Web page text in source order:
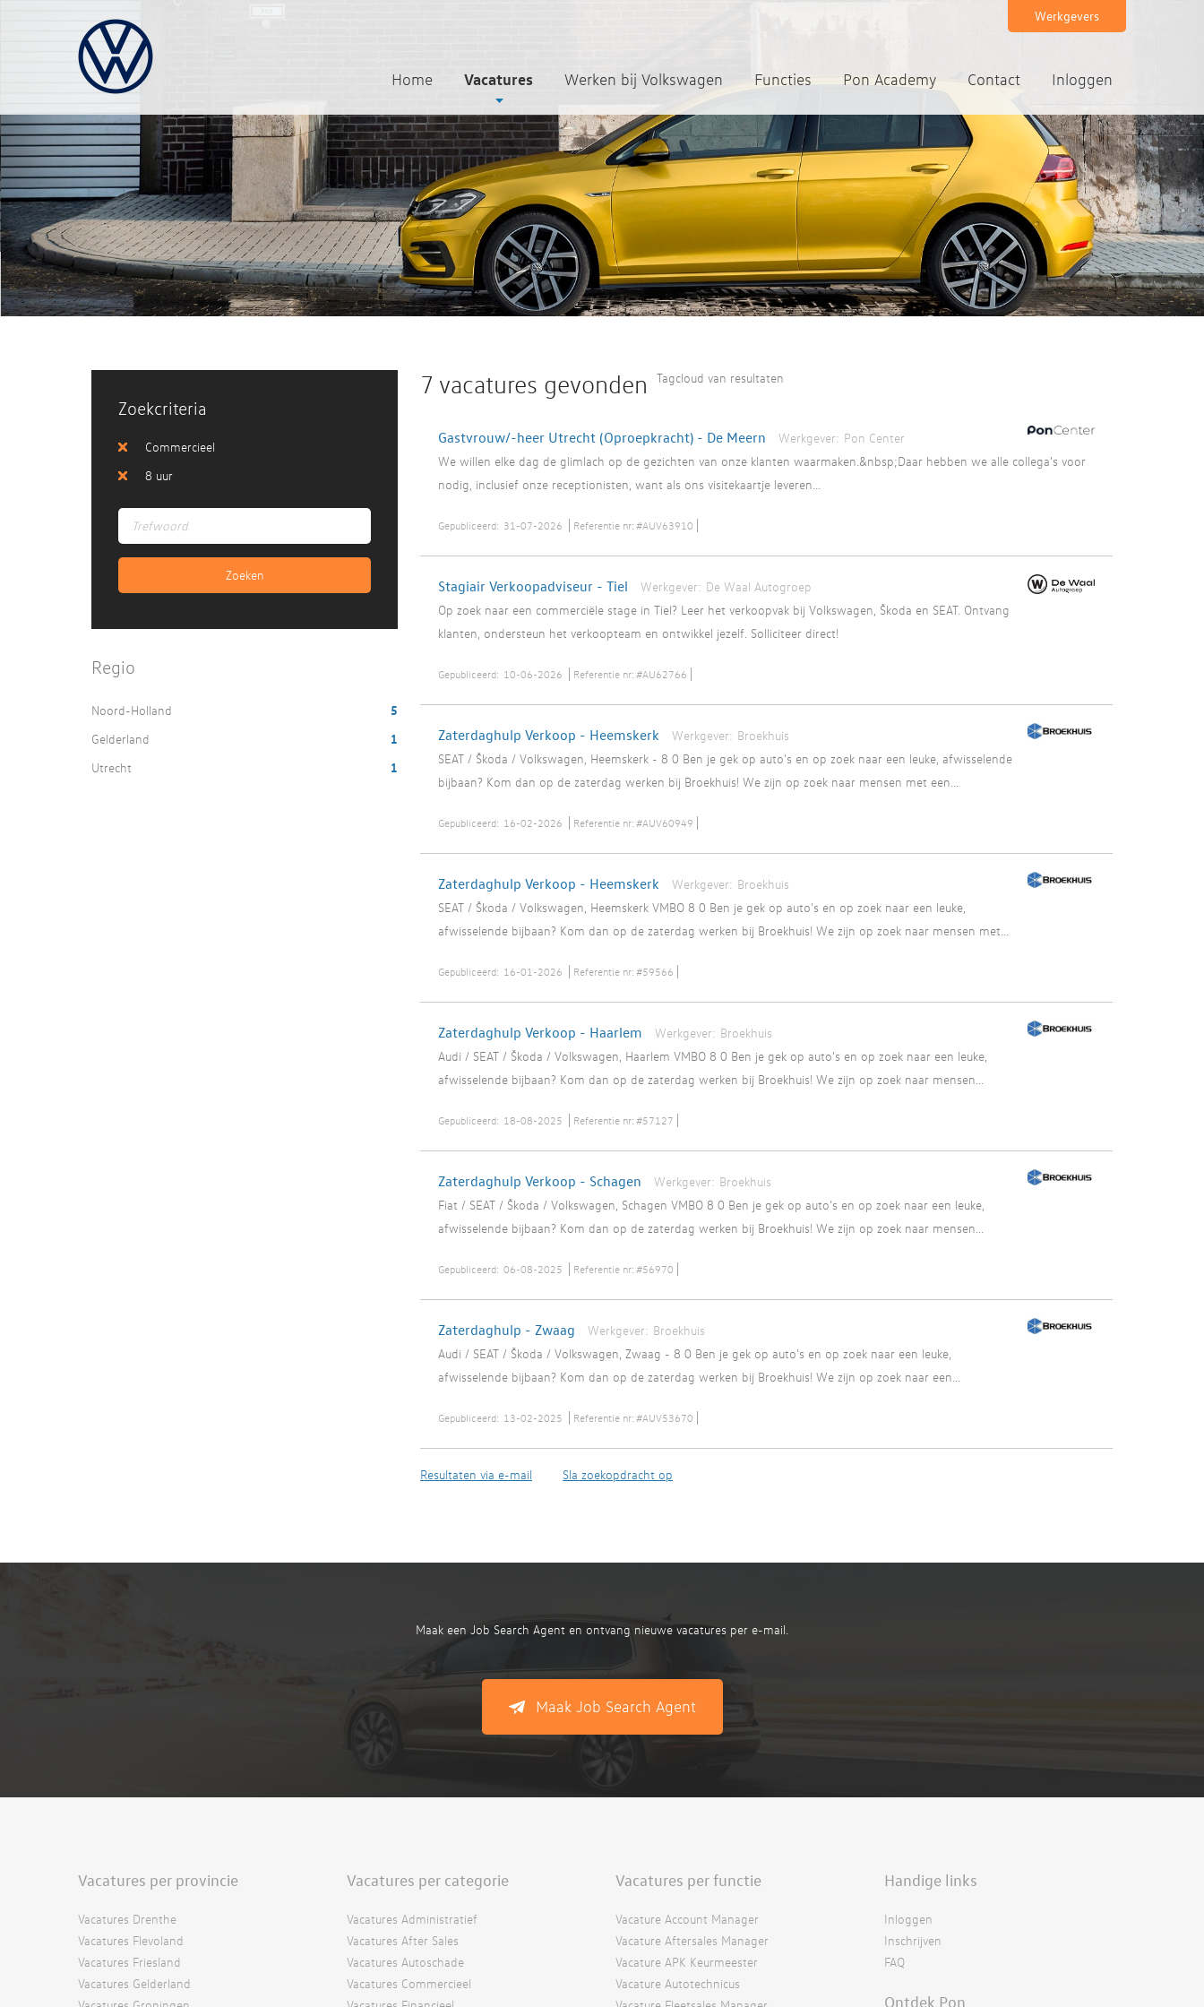
Home Vacatures Werken bij Volkswagen Functies Pon Academy Contact Inloggen
Werkgevers
Zoekcriteria
Commercieel
8 uur
Regio
Noord-Holland
5
Gelderland
1
Utrecht
1
7 vacatures gevonden Tagcloud van resultaten
Gastvrouw/-heer Utrecht (Oproepkracht) - De Meern Werkgever: Pon Center
We willen elke dag de glimlach op de gezichten van onze klanten waarmaken.&nbsp;Daar hebben we alle collega’s voor
nodig, inclusief onze receptionisten, want als ons visitekaartje leveren...
Gepubliceerd: 31-07-2026 Referentie nr: #AUV63910
Stagiair Verkoopadviseur - Tiel Werkgever: De Waal Autogroep
Op zoek naar een commerciële stage in Tiel? Leer het verkoopvak bij Volkswagen, Škoda en SEAT. Ontvang
klanten, ondersteun het verkoopteam en ontwikkel jezelf. Solliciteer direct!
Gepubliceerd: 10-06-2026 Referentie nr: #AU62766
Zaterdaghulp Verkoop - Heemskerk Werkgever: Broekhuis
SEAT / Škoda / Volkswagen, Heemskerk - 8 0 Ben je gek op auto’s en op zoek naar een leuke, afwisselende
bijbaan? Kom dan op de zaterdag werken bij Broekhuis! We zijn op zoek naar mensen met een...
Gepubliceerd: 16-02-2026 Referentie nr: #AUV60949
Zaterdaghulp Verkoop - Heemskerk Werkgever: Broekhuis
SEAT / Škoda / Volkswagen, Heemskerk VMBO 8 0 Ben je gek op auto’s en op zoek naar een leuke,
afwisselende bijbaan? Kom dan op de zaterdag werken bij Broekhuis! We zijn op zoek naar mensen met...
Gepubliceerd: 16-01-2026 Referentie nr: #59566
Zaterdaghulp Verkoop - Haarlem Werkgever: Broekhuis
Audi / SEAT / Škoda / Volkswagen, Haarlem VMBO 8 0 Ben je gek op auto’s en op zoek naar een leuke,
afwisselende bijbaan? Kom dan op de zaterdag werken bij Broekhuis! We zijn op zoek naar mensen...
Gepubliceerd: 18-08-2025 Referentie nr: #57127
Zaterdaghulp Verkoop - Schagen Werkgever: Broekhuis
Fiat / SEAT / Škoda / Volkswagen, Schagen VMBO 8 0 Ben je gek op auto’s en op zoek naar een leuke,
afwisselende bijbaan? Kom dan op de zaterdag werken bij Broekhuis! We zijn op zoek naar mensen...
Gepubliceerd: 06-08-2025 Referentie nr: #56970
Zaterdaghulp - Zwaag Werkgever: Broekhuis
Audi / SEAT / Škoda / Volkswagen, Zwaag - 8 0 Ben je gek op auto’s en op zoek naar een leuke,
afwisselende bijbaan? Kom dan op de zaterdag werken bij Broekhuis! We zijn op zoek naar een...
Gepubliceerd: 13-02-2025 Referentie nr: #AUV53670
Resultaten via e-mail Sla zoekopdracht op
Maak een Job Search Agent en ontvang nieuwe vacatures per e-mail.
Maak Job Search Agent
Vacatures per provincie
Vacatures Drenthe
Vacatures Flevoland
Vacatures Friesland
Vacatures Gelderland
Vacatures per categorie
Vacatures Administratief
Vacatures After Sales
Vacatures Autoschade
Vacatures Commercieel
Vacatures per functie
Vacature Account Manager
Vacature Aftersales Manager
Vacature APK Keurmeester
Vacature Autotechnicus
Handige links
Inloggen
Inschrijven
FAQ
Ontdek Pon